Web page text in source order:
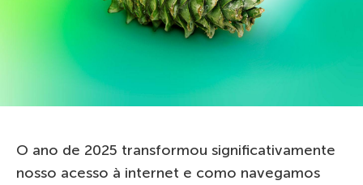
O ano de 2025 transformou significativamente
nosso acesso à internet e como navegamos